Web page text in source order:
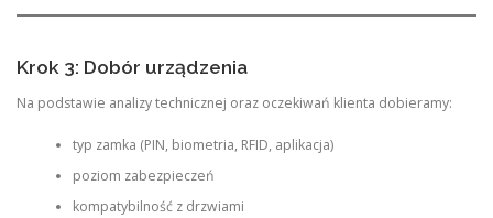
Krok 3: Dobór urządzenia
Na podstawie analizy technicznej oraz oczekiwań klienta dobieramy:
typ zamka (PIN, biometria, RFID, aplikacja)
poziom zabezpieczeń
kompatybilność z drzwiami